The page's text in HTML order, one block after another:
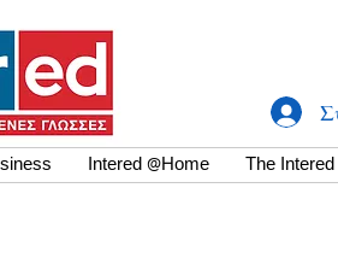
Intered @Home The